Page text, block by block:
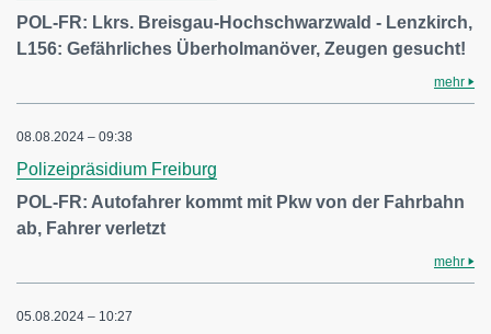
POL-FR: Lkrs. Breisgau-Hochschwarzwald - Lenzkirch,
L156: Gefährliches Überholmanöver, Zeugen gesucht!
mehr
08.08.2024 – 09:38
Polizeipräsidium Freiburg
POL-FR: Autofahrer kommt mit Pkw von der Fahrbahn
ab, Fahrer verletzt
mehr
05.08.2024 – 10:27